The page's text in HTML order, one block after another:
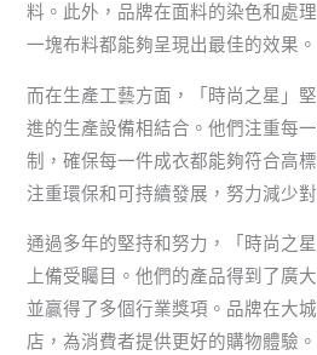
料。此外，品牌在面料的染色和處
一塊布料都能夠呈現出最佳的效果。
而在生產工藝方面，「時尚之星」
進的生產設備相結合。他們注重每
制，確保每一件成衣都能夠符合高
注重環保和可持續發展，努力減少
通過多年的堅持和努力，「時尚之
上備受矚目。他們的產品得到了廣
並贏得了多個行業獎項。品牌在大
店，為消費者提供更好的購物體驗。